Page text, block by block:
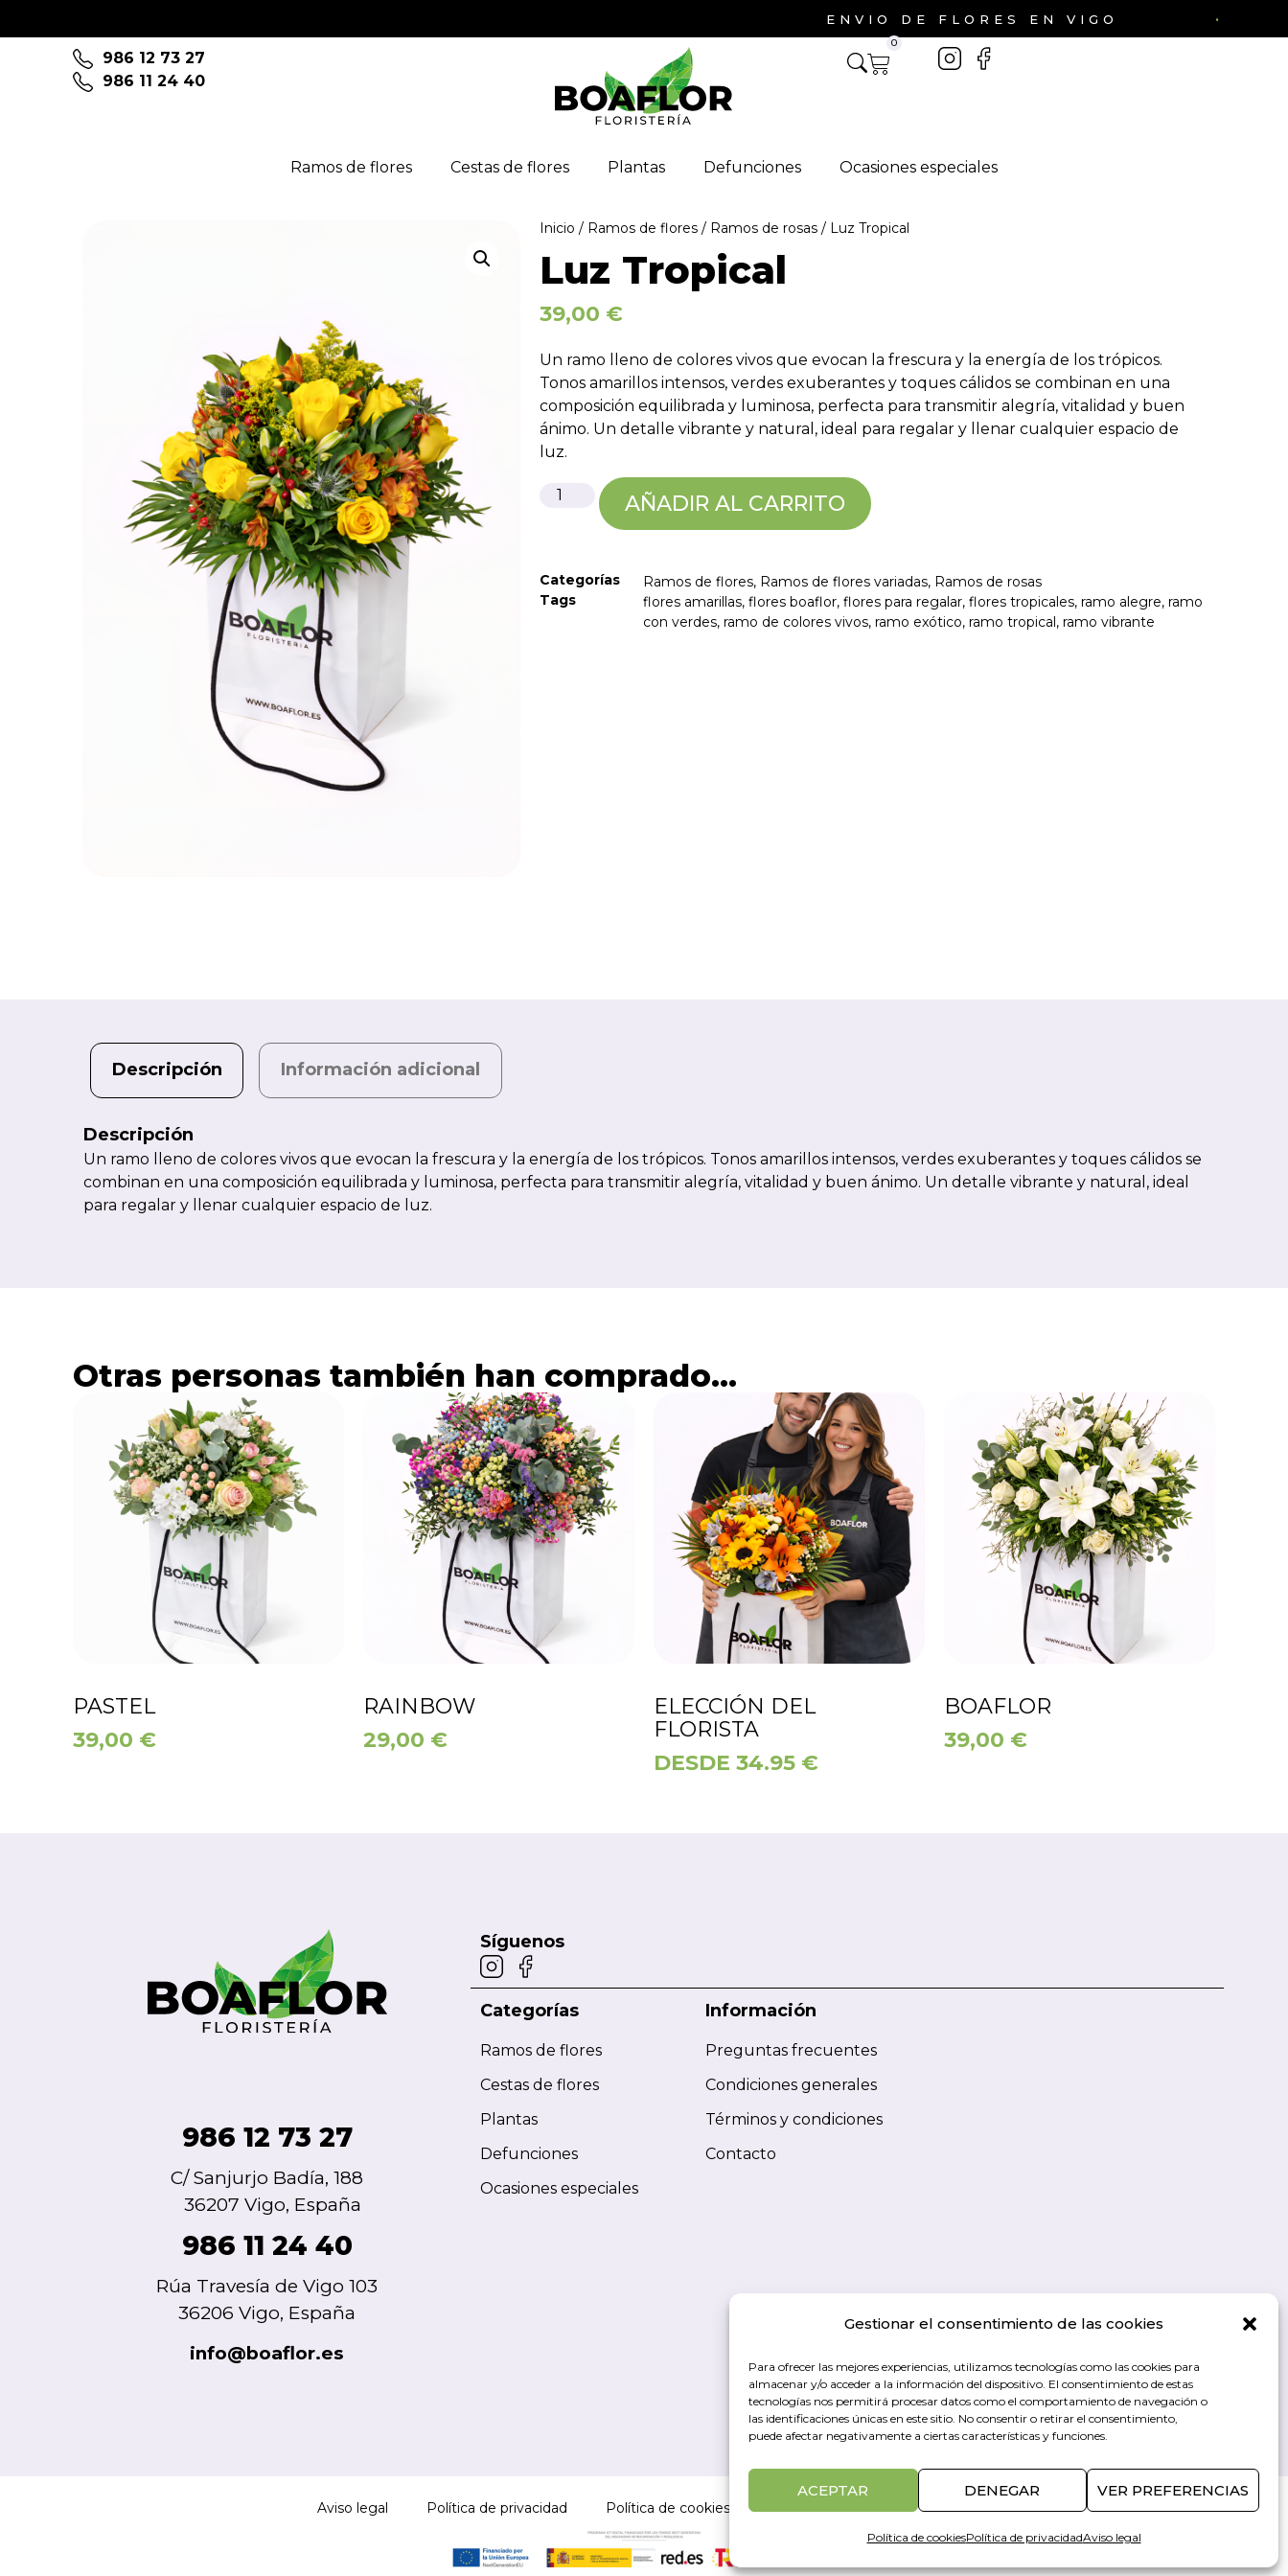
Gestionar el consentimiento de las cookies
Para ofrecer las mejores experiencias, utilizamos tecnologías como las cookies para
almacenar y/o acceder a la información del dispositivo. El consentimiento de estas
tecnologías nos permitirá procesar datos como el comportamiento de navegación o
las identificaciones únicas en este sitio. No consentir o retirar el consentimiento,
puede afectar negativamente a ciertas características y funciones.
ACEPTAR DENEGAR VER PREFERENCIAS
Política de cookiesPolítica de privacidadAviso legal
ENVIO DE FLORES EN VIGO
986 12 73 27
986 11 24 40
0
Ramos de flores Cestas de flores Plantas Defunciones Ocasiones especiales
Inicio / Ramos de flores/ Ramos de rosas/ Luz Tropical
Luz Tropical
39,00 €
Un ramo lleno de colores vivos que evocan la frescura y la energía de los trópicos.
Tonos amarillos intensos, verdes exuberantes y toques cálidos se combinan en una
composición equilibrada y luminosa, perfecta para transmitir alegría, vitalidad y buen
ánimo. Un detalle vibrante y natural, ideal para regalar y llenar cualquier espacio de
luz.
AÑADIR AL CARRITO
Categorías Ramos de flores, Ramos de flores variadas, Ramos de rosas
Tags
flores amarillas, flores boaflor, flores para regalar, flores tropicales, ramo alegre, ramo
con verdes, ramo de colores vivos, ramo exótico, ramo tropical, ramo vibrante
Descripción Información adicional
Descripción
Un ramo lleno de colores vivos que evocan la frescura y la energía de los trópicos. Tonos amarillos intensos, verdes exuberantes y toques cálidos se
combinan en una composición equilibrada y luminosa, perfecta para transmitir alegría, vitalidad y buen ánimo. Un detalle vibrante y natural, ideal
para regalar y llenar cualquier espacio de luz.
Otras personas también han comprado...
PASTEL
39,00 €
RAINBOW
29,00 €
ELECCIÓN DEL
FLORISTA
DESDE 34.95 €
BOAFLOR
39,00 €
986 12 73 27
C/ Sanjurjo Badía, 188
36207 Vigo, España
986 11 24 40
Rúa Travesía de Vigo 103
36206 Vigo, España
info@boaflor.es
Síguenos
Categorías
Ramos de flores
Cestas de flores
Plantas
Defunciones
Ocasiones especiales
Información
Preguntas frecuentes
Condiciones generales
Términos y condiciones
Contacto
Aviso legal Política de privacidad Política de cookies Accesibilidad Diseño web